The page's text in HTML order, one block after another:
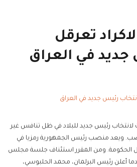
تعرقل
جديد في العراق
لانتخاب رئيس جديد للبلاد في ظل تنافس غير
ويعد منصب رئيس الجمهورية رمزيا في
الحكومة. ومن المقرر استئناف جلسة مجلس
أعلن رئيس البرلمان، محمد الحلبوسي،